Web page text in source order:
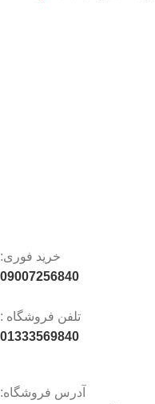
خرید فوری:
09007256840
تلفن فروشگاه :
01333569840
آدرس فروشگاه: